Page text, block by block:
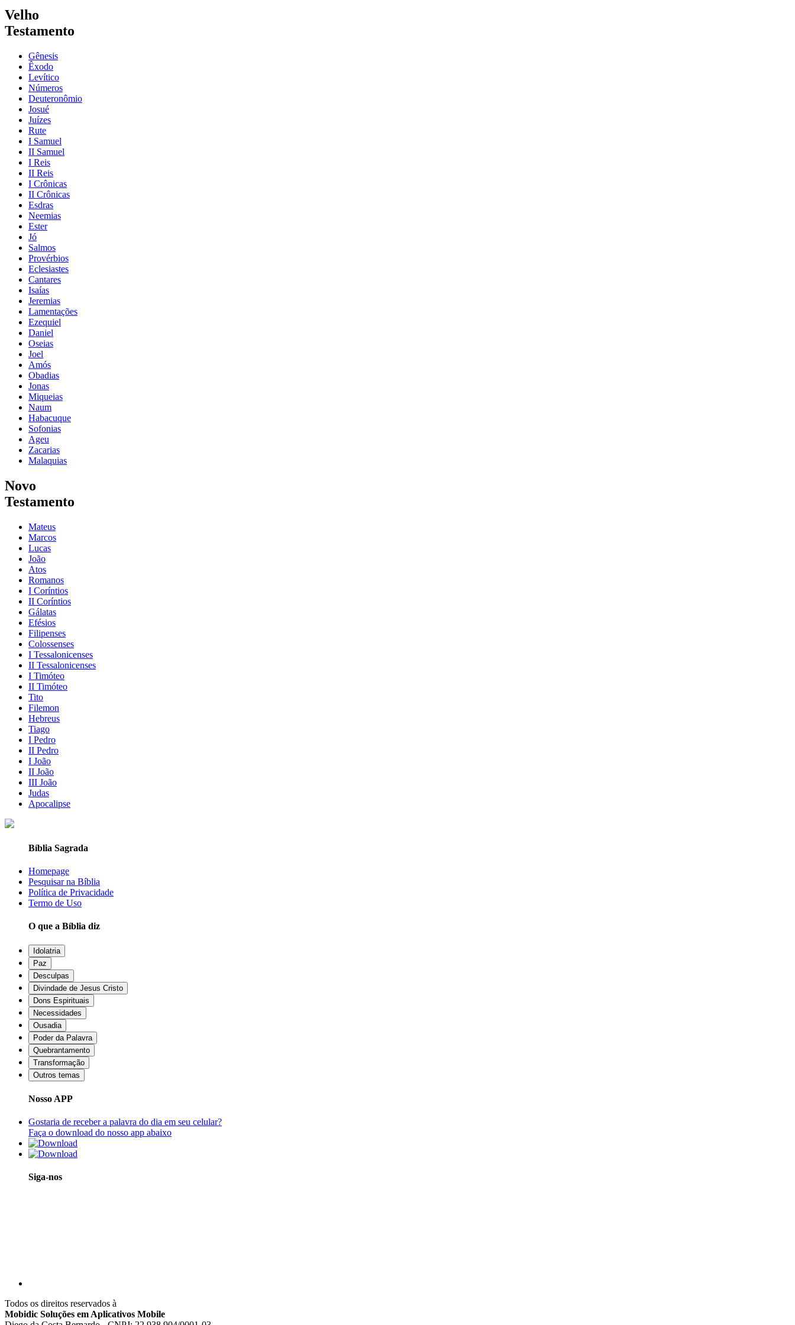
Velho
Testamento
Gênesis
Êxodo
Levítico
Números
Deuteronômio
Josué
Juízes
Rute
I Samuel
II Samuel
I Reis
II Reis
I Crônicas
II Crônicas
Esdras
Neemias
Ester
Jó
Salmos
Provérbios
Eclesiastes
Cantares
Isaías
Jeremias
Lamentações
Ezequiel
Daniel
Oseias
Joel
Amós
Obadias
Jonas
Miqueias
Naum
Habacuque
Sofonias
Ageu
Zacarias
Malaquias
Novo
Testamento
Mateus
Marcos
Lucas
João
Atos
Romanos
I Coríntios
II Coríntios
Gálatas
Efésios
Filipenses
Colossenses
I Tessalonicenses
II Tessalonicenses
I Timóteo
II Timóteo
Tito
Filemon
Hebreus
Tiago
I Pedro
II Pedro
I João
II João
III João
Judas
Apocalipse
Bíblia Sagrada
Homepage
Pesquisar na Bíblia
Política de Privacidade
Termo de Uso
O que a Bíblia diz
Idolatria
Paz
Desculpas
Divindade de Jesus Cristo
Dons Espirituais
Necessidades
Ousadia
Poder da Palavra
Quebrantamento
Transformação
Outros temas
Nosso APP
Gostaria de receber a palavra do dia em seu celular?
Faça o download do nosso app abaixo
Siga-nos
Todos os direitos reservados à
Mobidic Soluções em Aplicativos Mobile